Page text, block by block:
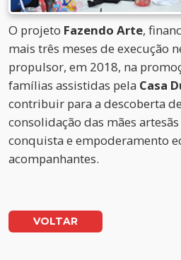
O projeto Fazendo Arte,
mais três meses de execução
propulsor, em 2018, na
famílias assistidas pela Casa
contribuir para a descoberta
consolidação das mães
conquista e empoderamento
acompanhantes.
VOLTAR